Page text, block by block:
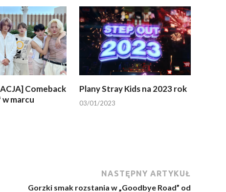
Comeback
marcu
Plany Stray Kids na 2023 rok
03/01/2023
NASTĘPNY ARTYKUŁ
Gorzki smak rozstania w „Goodbye Road” od